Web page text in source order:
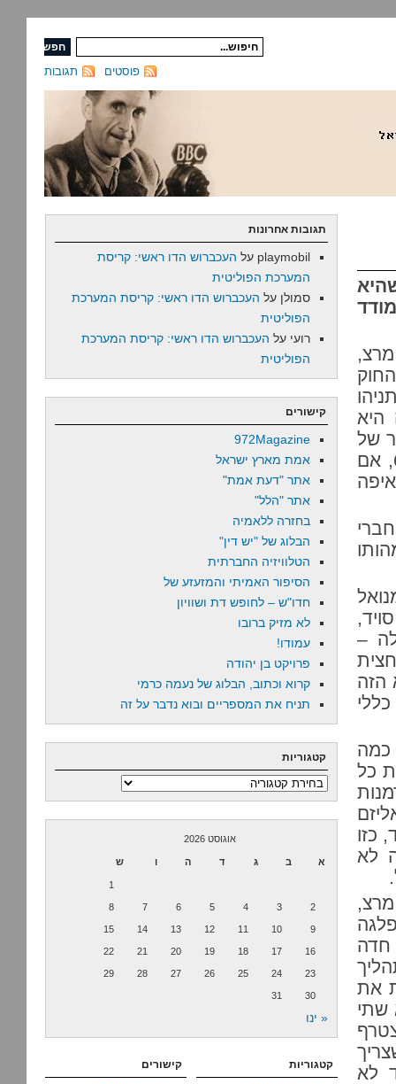
תגובות פוסטים
היא
של
ליברמן. מה שהיה פחות צפוי היה הרוב: 74 מול 14. 67, אם
–
הזה
כמה
כל
כזו
לא
חדה
את
שתי
לא
תגובות אחרונות
playmobil על העכברוש הדו ראשי: קריסת
המערכת הפוליטית
סמולן על העכברוש הדו ראשי: קריסת המערכת
הפוליטית
רועי על העכברוש הדו ראשי: קריסת המערכת
הפוליטית
קישורים
972Magazine
אמת מארץ ישראל
אתר "דעת אמת"
אתר "הלל"
בחזרה ללאמיה
הבלוג של "יש דין"
הטלוויזיה החברתית
הסיפור האמיתי והמזעזע של
חדו"ש – לחופש דת ושוויון
לא מזיק ברובו
עמודו!
פרויקט בן יהודה
קרוא וכתוב, הבלוג של נעמה כרמי
תניח את המספריים ובוא נדבר על זה
קטגוריות
קטגוריות
אוגוסט 2026
א ב ג ד ה ו ש
1
2
3
4
5
6
7
8
9
10
11
12
13
14
15
16
17
18
19
20
21
22
23
24
25
26
27
28
29
30
31
« ינו
קטגוריות קישורים